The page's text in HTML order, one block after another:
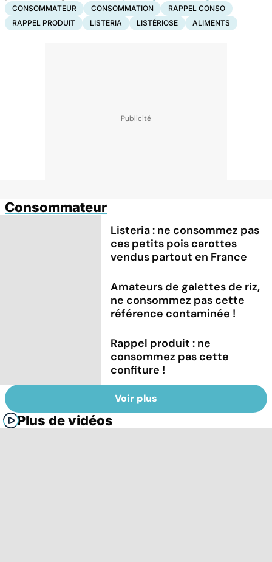
CONSOMMATEUR CONSOMMATION
RAPPEL CONSO
RAPPEL PRODUIT
LISTERIA LISTÉRIOSE ALIMENTS
Consommateur
Listeria : ne consommez pas
ces petits pois carottes
vendus partout en France
Amateurs de galettes de riz,
ne consommez pas cette
référence contaminée !
Rappel produit : ne
consommez pas cette
confiture !
Voir plus
Plus de vidéos